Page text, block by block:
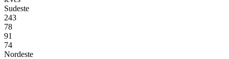
Sudeste
243
78
91
74
Nordeste